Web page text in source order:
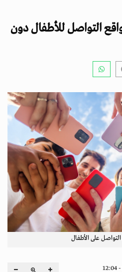
التواصل للأطفال دون
على الأطفال